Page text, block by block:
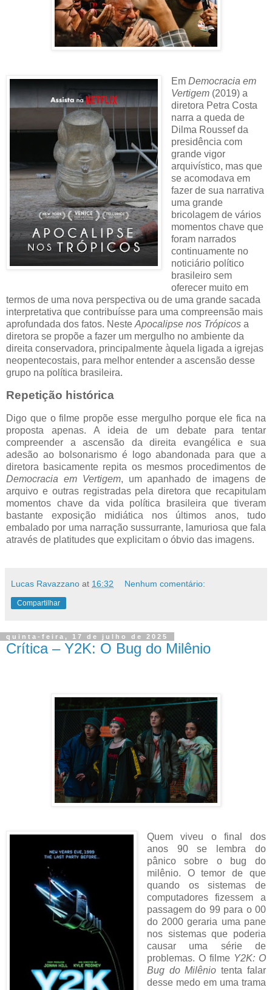
Em Democracia em
Vertigem (2019) a
diretora Petra Costa
narra a queda de
Dilma Roussef da
presidência com
grande vigor
arquivístico, mas que
se acomodava em
fazer de sua narrativa
uma grande
bricolagem de vários
momentos chave que
foram narrados
continuamente no
noticiário político
brasileiro sem
oferecer muito em
termos de uma nova perspectiva ou de uma grande sacada
interpretativa que contribuísse para uma compreensão mais
aprofundada dos fatos. Neste Apocalipse nos Trópicos a
diretora se propõe a fazer um mergulho no ambiente da
direita conservadora, principalmente àquela ligada a igrejas
neopentecostais, para melhor entender a ascensão desse
grupo na política brasileira.
Repetição histórica
Digo que o filme propõe esse mergulho porque ele fica na
proposta apenas. A ideia de um debate para tentar
compreender a ascensão da direita evangélica e sua
adesão ao bolsonarismo é logo abandonada para que a
diretora basicamente repita os mesmos procedimentos de
Democracia em Vertigem, um apanhado de imagens de
arquivo e outras registradas pela diretora que recapitulam
momentos chave da vida política brasileira que tiveram
bastante exposição midiática nos últimos anos, tudo
embalado por uma narração sussurrante, lamuriosa que fala
através de platitudes que explicitam o óbvio das imagens.
Lucas Ravazzano at 16:32 Nenhum comentário:
Compartilhar
quinta-feira, 17 de julho de 2025
Crítica – Y2K: O Bug do Milênio
Quem viveu o final dos
anos 90 se lembra do
pânico sobre o bug do
milênio. O temor de que
quando os sistemas de
computadores fizessem a
passagem do 99 para o 00
do 2000 geraria uma pane
nos sistemas que poderia
causar uma série de
problemas. O filme Y2K: O
Bug do Milênio tenta falar
desse medo em uma trama